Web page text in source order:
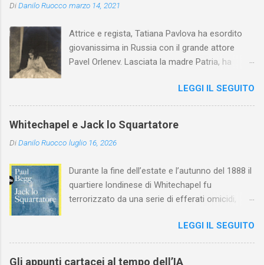
DiDanilo Ruocco marzo 14, 2021
Attrice e regista, Tatiana Pavlova ha esordito
giovanissima in Russia con il grande attore
Pavel Orlenev. Lasciata la madre Patria, ha
l'arte della Pavlova ha raggiunto la piena
maturità ed è stata in grado di rinnovare
profondamente l'attardato mondo teatrale
LEGGI IL SEGUITO
Whitechapel e Jack lo Squartatore
DiDanilo Ruocco luglio 16, 2026
Durante la fine dell’estate e l’autunno del 1888 il
quartiere londinese di Whitechapel fu
terrorizzato da una serie di efferati omicidi,
assassino ribattezzato Jack lo Squartatore la
cui identità, tutt’oggi, resta ignota. Paul Begg in
Jack lo Squartatore: la vera storia , edito da
LEGGI IL SEGUITO
Gli appunti cartacei al tempo dell’IA